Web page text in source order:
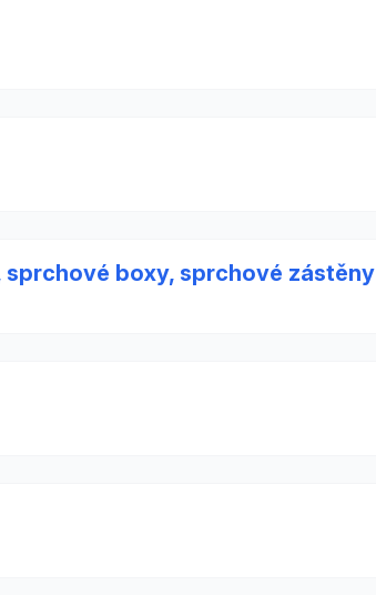
boxy, sprchové zástěny